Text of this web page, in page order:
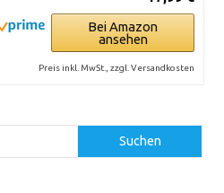
Bei Amazon
ansehen
Preis inkl. MwSt., zzgl. Versandkosten
Suchen